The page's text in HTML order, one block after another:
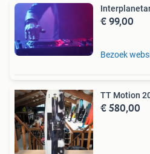
€ 99,00
Bezoek
TT Motion
€ 580,00